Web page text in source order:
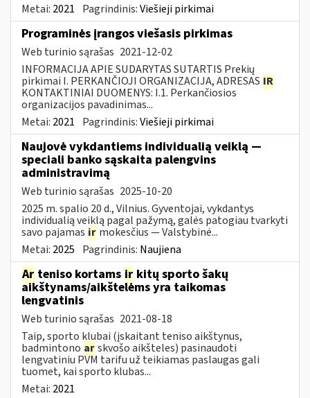
Metai: 2021 Pagrindinis:Viešieji pirkimai
Programinės įrangos viešasis pirkimas
Web turinio sąrašas 2021-12-02
INFORMACIJA APIE SUDARYTAS SUTARTIS Prekių
pirkimai I. PERKANČIOJI ORGANIZACIJA, ADRESAS IR
KONTAKTINIAI DUOMENYS: I.1. Perkančiosios
organizacijos pavadinimas...
Metai: 2021 Pagrindinis:Viešieji pirkimai
Naujovė vykdantiems individualią veiklą —
speciali banko sąskaita palengvins
administravimą
Web turinio sąrašas 2025-10-20
2025 m. spalio 20 d., Vilnius. Gyventojai, vykdantys
individualią veiklą pagal pažymą, galės patogiau tvarkyti
savo pajamas ir mokesčius — Valstybinė...
Metai: 2025 Pagrindinis: Naujiena
Ar teniso kortams ir kitų sporto šakų
aikštynams/aikštelėms yra taikomas
lengvatinis
Web turinio sąrašas 2021-08-18
Taip, sporto klubai (įskaitant teniso aikštynus,
badmintono arskvošo aikšteles) pasinaudoti
lengvatiniu PVM tarifu už teikiamas paslaugas gali
tuomet, kai sporto klubas...
Metai: 2021